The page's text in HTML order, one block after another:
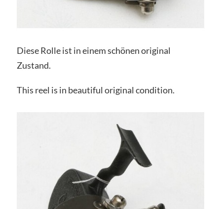
Diese Rolle ist in einem schönen original
Zustand.
This reel is in beautiful original condition.